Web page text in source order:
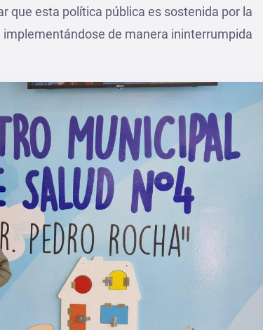
que esta política pública es sostenida por la
de manera ininterrumpida